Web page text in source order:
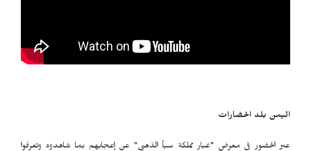
اليمن بلد الحضارات
عبر الحضور في معرض "غبار مملكة سبأ الذهبي" عن إعجابهم بما شاهدوه وتعرفوا